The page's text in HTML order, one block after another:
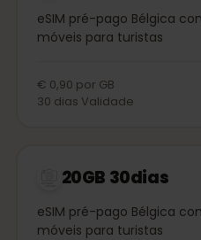
eSIM pré-pago Bélgica
móveis para turistas
€ 0,90 por GB
30 dias Validade
20GB 30dias
eSIM pré-pago Bélgica
móveis para turistas